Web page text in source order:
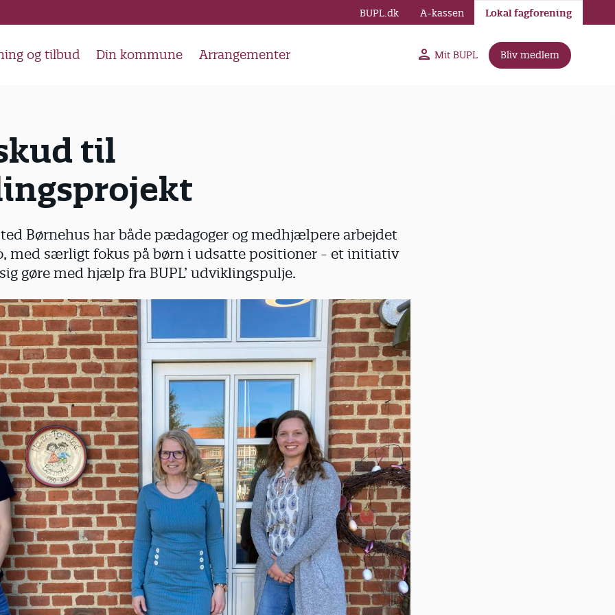
og tilbud Din kommune Arrangementer Mit BUPL Bliv medlem
BUPL.dk A-kassen Lokal fagforening
til
Børnehus har både pædagoger og medhjælpere arbejdet
med særligt fokus på børn i udsatte positioner - et initiativ
gøre med hjælp fra BUPL’ udviklingspulje.